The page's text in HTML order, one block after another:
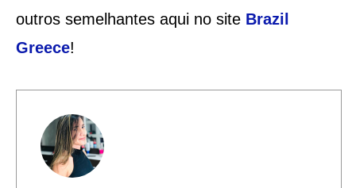
outros semelhantes aqui no site Brazil
Greece!